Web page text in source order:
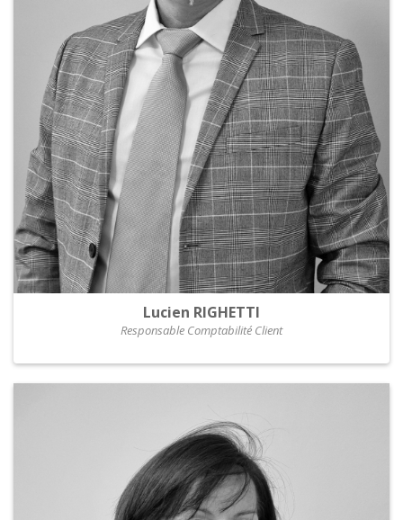
Lucien RIGHETTI
Responsable Comptabilité Client